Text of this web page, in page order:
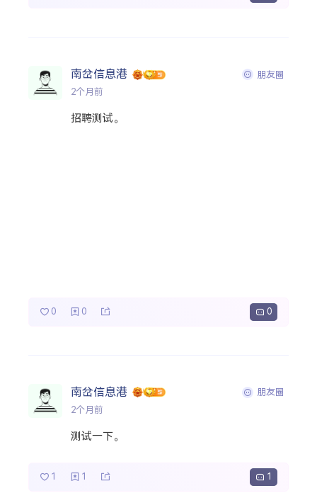
南岔信息港
朋友圈
2个月前
招聘测试。
0 0 0
南岔信息港
朋友圈
2个月前
测试一下。
1 1 1